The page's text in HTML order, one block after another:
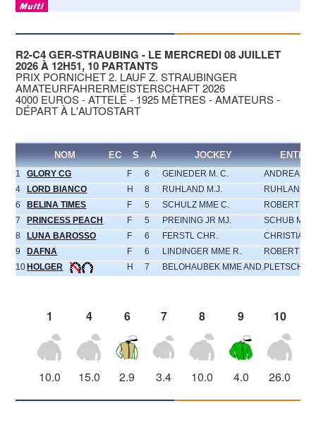
R2-C4 GER-STRAUBING - LE MERCREDI 08 JUILLET
2026 À 12H51, 10 PARTANTS
PRIX PORNICHET 2. LAUF Z. STRAUBINGER
AMATEURFAHRERMEISTERSCHAFT 2026
4000 EUROS - ATTELÉ - 1925 MÈTRES - AMATEURS -
DÉPART À L'AUTOSTART
NOM EC S A JOCKEY
1 GLORY CG F 6 GEINEDER M. C.
ANDREAS
4
LORD BIANCO H 8 RUHLAND M.J.
RUHLAND
6
BELINA TIMES F 5 SCHULZ MME C.
ROBERT
7
PRINCESS PEACH F 5 PREINING JR MJ.
SCHUB M.
8
LUNA BAROSSO F 6 FERSTL CHR.
CHRISTIAN
9
DAFNA F 6 LINDINGER MME R.
ROBERT
10 HOLGER H 7 BELOHAUBEK MME AND.
1 4 6 7 8 9 10
10.0 15.0 2.9 3.4 10.0 4.0 26.0